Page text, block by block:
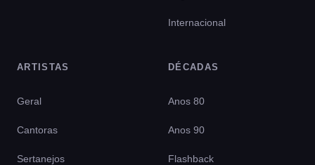
Internacional
ARTISTAS
Geral
Cantoras
Sertanejos
DÉCADAS
Anos 80
Anos 90
Flashback